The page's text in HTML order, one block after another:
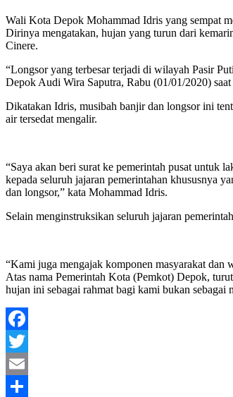
Wali Kota Depok Mohammad Idris yang sempat
Dirinya mengatakan, hujan yang turun dari
Cinere.
“Longsor yang terbesar terjadi di wilayah Pasir
Depok Audi Wira Saputra, Rabu (01/01/2020)
Dikatakan Idris, musibah banjir dan longsor ini
air tersedat mengalir.
“Saya akan beri surat ke pemerintah pusat untuk
kepada seluruh jajaran pemerintahan khususnya
dan longsor,” kata Mohammad Idris.
Selain menginstruksikan seluruh jajaran
“Kami juga mengajak komponen masyarakat dan
Atas nama Pemerintah Kota (Pemkot) Depok,
hujan ini sebagai rahmat bagi kami bukan
Facebook
Twitter
Email